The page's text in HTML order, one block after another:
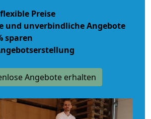
Preise
und unverbindliche Angebote
sparen
Angebote erhalten